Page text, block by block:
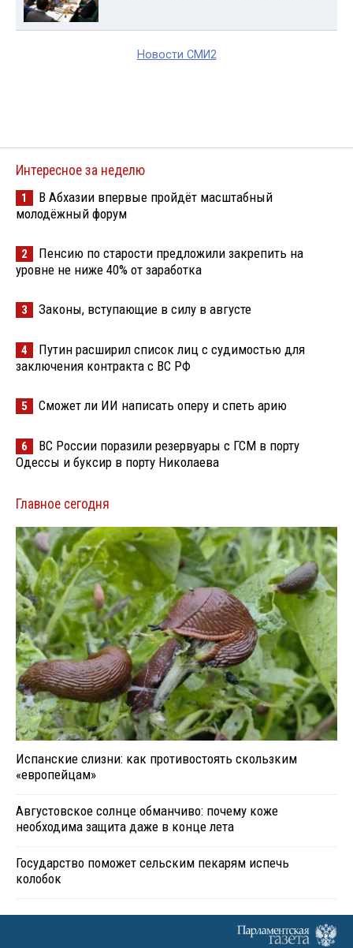
Новости СМИ2
Интересное за неделю
1
В Абхазии впервые пройдёт масштабный
молодёжный форум
2
Пенсию по старости предложили закрепить на
уровне не ниже 40% от заработка
3 Законы, вступающие в силу в августе
4
Путин расширил список лиц с судимостью для
заключения контракта с ВС РФ
5 Сможет ли ИИ написать оперу и спеть арию
6
ВС России поразили резервуары с ГСМ в порту
Одессы и буксир в порту Николаева
Главное сегодня
Испанские слизни: как противостоять скользким
«европейцам»
Августовское солнце обманчиво: почему коже
необходима защита даже в конце лета
Государство поможет сельским пекарям испечь
колобок